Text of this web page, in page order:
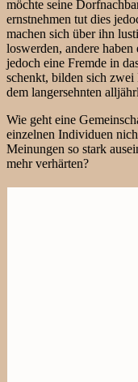
möchte seine
ernstnehmen tut dies
machen sich über ihn
loswerden, andere
jedoch eine Fremde in
schenkt, bilden sich
dem langersehnten
Wie geht eine
einzelnen Individuen
Meinungen so stark
mehr verhärten?